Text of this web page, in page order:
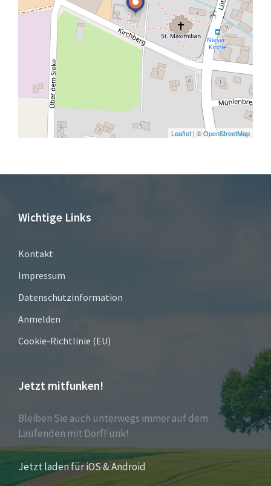
Leaflet | ©OpenStreetMap
Wichtige Links
Kontakt
Impressum
Datenschutzinformation
Anmelden
Cookie-Richtlinie (EU)
Jetzt mitfunken!
Bleiben Sie auch unterwegs immer auf dem
Laufenden mit DorfFunk!
Jetzt laden für iOS & Android